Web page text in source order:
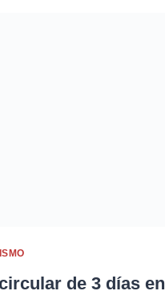
de 3 días en